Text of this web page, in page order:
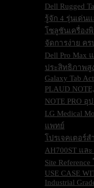
Dell Rugged
รู้จัก 4 รุ่นเด่น
โซลูชันเครื่อง
จัดการง่าย คร
Dell Pro Max
ประสิทธิภาพสู
Galaxy Tab
PLAUD
NOTE PRO
LG Medical
แพทย์
โปรเจคเตอร์ส
AH700ST แล
Site
USE CASE
Industrial